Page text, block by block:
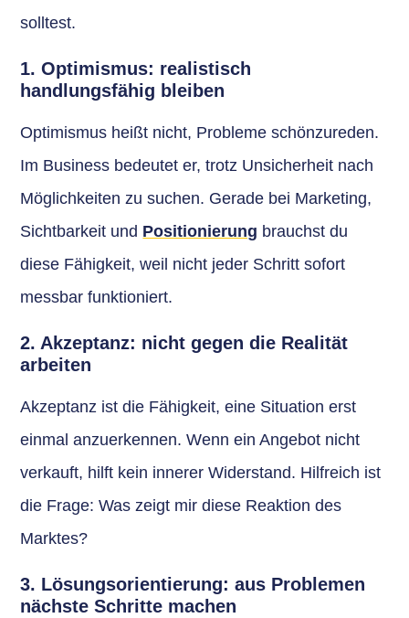
solltest.
1. Optimismus: realistisch
handlungsfähig bleiben
Optimismus heißt nicht, Probleme schönzureden.
Im Business bedeutet er, trotz Unsicherheit nach
Möglichkeiten zu suchen. Gerade bei Marketing,
Sichtbarkeit und Positionierung brauchst du
diese Fähigkeit, weil nicht jeder Schritt sofort
messbar funktioniert.
2. Akzeptanz: nicht gegen die Realität
arbeiten
Akzeptanz ist die Fähigkeit, eine Situation erst
einmal anzuerkennen. Wenn ein Angebot nicht
verkauft, hilft kein innerer Widerstand. Hilfreich ist
die Frage: Was zeigt mir diese Reaktion des
Marktes?
3. Lösungsorientierung: aus Problemen
nächste Schritte machen